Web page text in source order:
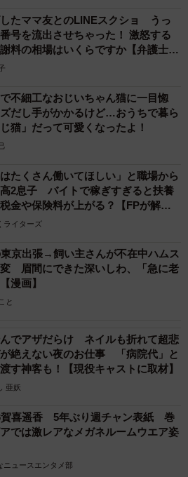
たママ友とのLINEスクショ うっ
号を流出させちゃった！ 激怒する
料の相場はいくらですか【弁護士が
不細工なおじいちゃん猫に一目惚
だし手がかかるけど…おうちで暮ら
猫」だって可愛くなったよ！
はたくさん働いてほしい」と職場から
2息子 バイトで稼ぎすぎると扶養
金や保険料が上がる？【FPが解
ライターズ
京出張→飼い主さんが不在中ハムス
眉間にできた深いしわ、「急に老
漫画】
と
でアザだらけ ネイルも折れて超悲
絶えない夜のお仕事 「病院代」と
す神客も！【現役キャストに取材】
亜妖
賀喜遥香 5年ぶり週チャン表紙 巻
では激レアなメガネルームウエア姿
ニュースエンタメ部